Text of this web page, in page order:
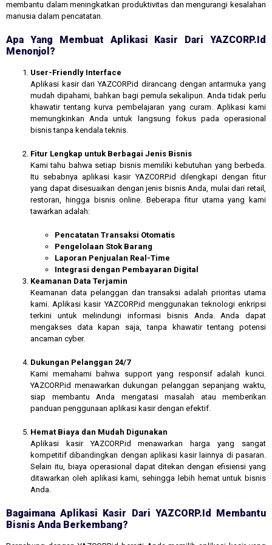
membantu dalam meningkatkan produktivitas dan mengurangi kesalahan
manusia dalam pencatatan.
Apa Yang Membuat Aplikasi Kasir Dari YAZCORP.id
Menonjol?
User-Friendly Interface
Aplikasi kasir dari YAZCORP.id dirancang dengan antarmuka yang
mudah dipahami, bahkan bagi pemula sekalipun. Anda tidak perlu
khawatir tentang kurva pembelajaran yang curam. Aplikasi kami
memungkinkan Anda untuk langsung fokus pada operasional
bisnis tanpa kendala teknis.
Fitur Lengkap untuk Berbagai Jenis Bisnis
Kami tahu bahwa setiap bisnis memiliki kebutuhan yang berbeda.
Itu sebabnya aplikasi kasir YAZCORP.id dilengkapi dengan fitur
yang dapat disesuaikan dengan jenis bisnis Anda, mulai dari retail,
restoran, hingga bisnis online. Beberapa fitur utama yang kami
tawarkan adalah:
Pencatatan Transaksi Otomatis
Pengelolaan Stok Barang
Laporan Penjualan Real-Time
Integrasi dengan Pembayaran Digital
Keamanan Data Terjamin
Keamanan data pelanggan dan transaksi adalah prioritas utama
kami. Aplikasi kasir YAZCORP.id menggunakan teknologi enkripsi
terkini untuk melindungi informasi bisnis Anda. Anda dapat
mengakses data kapan saja, tanpa khawatir tentang potensi
ancaman cyber.
Dukungan Pelanggan 24/7
Kami memahami bahwa support yang responsif adalah kunci.
YAZCORP.id menawarkan dukungan pelanggan sepanjang waktu,
siap membantu Anda mengatasi masalah atau memberikan
panduan penggunaan aplikasi kasir dengan efektif.
Hemat Biaya dan Mudah Digunakan
Aplikasi kasir YAZCORP.id menawarkan harga yang sangat
kompetitif dibandingkan dengan aplikasi kasir lainnya di pasaran.
Selain itu, biaya operasional dapat ditekan dengan efisiensi yang
ditawarkan oleh aplikasi kami, sehingga lebih hemat untuk bisnis
Anda.
Bagaimana Aplikasi Kasir Dari YAZCORP.id Membantu
Bisnis Anda Berkembang?